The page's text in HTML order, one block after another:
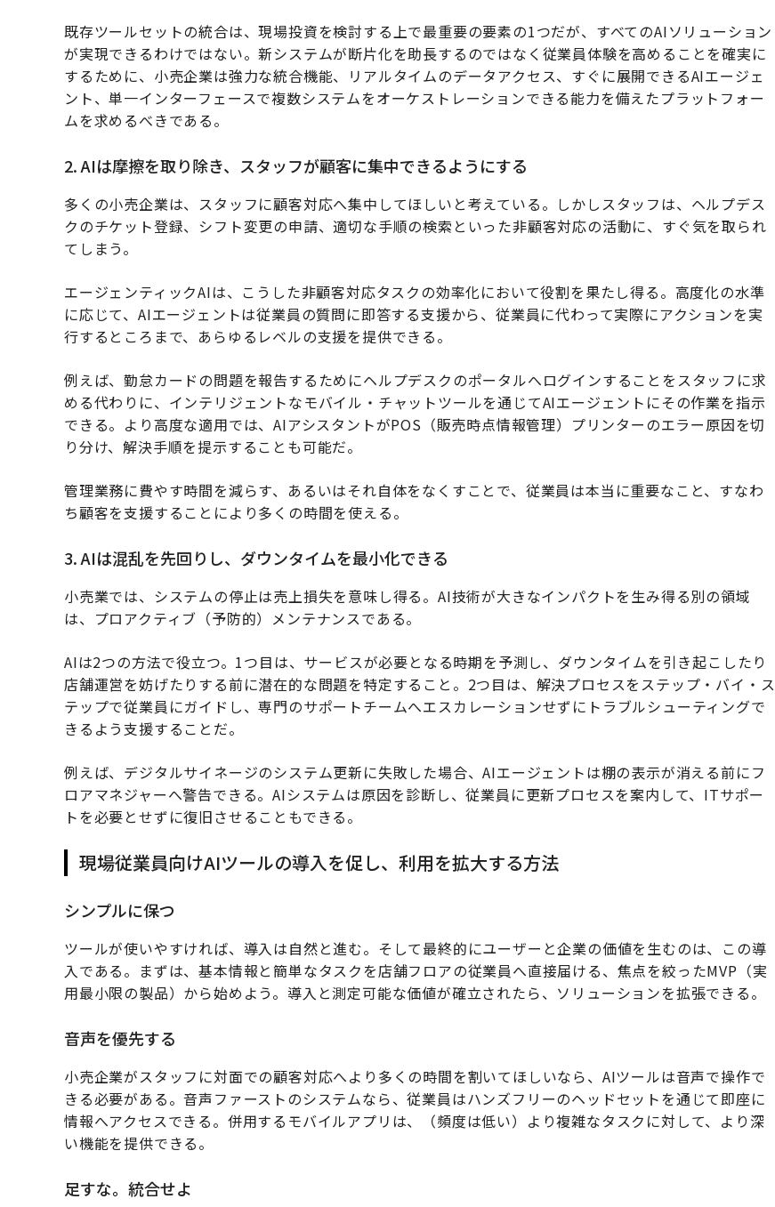
既存ツールセットの統合は、現場投資を検討する上で最重要の要素の1つだが、すべてのAIソリューション
が実現できるわけではない。新システムが断片化を助長するのではなく従業員体験を高めることを確実に
するために、小売企業は強力な統合機能、リアルタイムのデータアクセス、すぐに展開できるAIエージェ
ント、単一インターフェースで複数システムをオーケストレーションできる能力を備えたプラットフォー
ムを求めるべきである。
2. AIは摩擦を取り除き、スタッフが顧客に集中できるようにする
多くの小売企業は、スタッフに顧客対応へ集中してほしいと考えている。しかしスタッフは、ヘルプデス
クのチケット登録、シフト変更の申請、適切な手順の検索といった非顧客対応の活動に、すぐ気を取られ
てしまう。
エージェンティックAIは、こうした非顧客対応タスクの効率化において役割を果たし得る。高度化の水準
に応じて、AIエージェントは従業員の質問に即答する支援から、従業員に代わって実際にアクションを実
行するところまで、あらゆるレベルの支援を提供できる。
例えば、勤怠カードの問題を報告するためにヘルプデスクのポータルへログインすることをスタッフに求
める代わりに、インテリジェントなモバイル・チャットツールを通じてAIエージェントにその作業を指示
できる。より高度な適用では、AIアシスタントがPOS（販売時点情報管理）プリンターのエラー原因を切
り分け、解決手順を提示することも可能だ。
管理業務に費やす時間を減らす、あるいはそれ自体をなくすことで、従業員は本当に重要なこと、すなわ
ち顧客を支援することにより多くの時間を使える。
3. AIは混乱を先回りし、ダウンタイムを最小化できる
小売業では、システムの停止は売上損失を意味し得る。AI技術が大きなインパクトを生み得る別の領域
は、プロアクティブ（予防的）メンテナンスである。
AIは2つの方法で役立つ。1つ目は、サービスが必要となる時期を予測し、ダウンタイムを引き起こしたり
店舗運営を妨げたりする前に潜在的な問題を特定すること。2つ目は、解決プロセスをステップ・バイ・ス
テップで従業員にガイドし、専門のサポートチームへエスカレーションせずにトラブルシューティングで
きるよう支援することだ。
例えば、デジタルサイネージのシステム更新に失敗した場合、AIエージェントは棚の表示が消える前にフ
ロアマネジャーへ警告できる。AIシステムは原因を診断し、従業員に更新プロセスを案内して、ITサポー
トを必要とせずに復旧させることもできる。
現場従業員向けAIツールの導入を促し、利用を拡大する方法
シンプルに保つ
ツールが使いやすければ、導入は自然と進む。そして最終的にユーザーと企業の価値を生むのは、この導
入である。まずは、基本情報と簡単なタスクを店舗フロアの従業員へ直接届ける、焦点を絞ったMVP（実
用最小限の製品）から始めよう。導入と測定可能な価値が確立されたら、ソリューションを拡張できる。
音声を優先する
小売企業がスタッフに対面での顧客対応へより多くの時間を割いてほしいなら、AIツールは音声で操作で
きる必要がある。音声ファーストのシステムなら、従業員はハンズフリーのヘッドセットを通じて即座に
情報へアクセスできる。併用するモバイルアプリは、（頻度は低い）より複雑なタスクに対して、より深
い機能を提供できる。
足すな。統合せよ